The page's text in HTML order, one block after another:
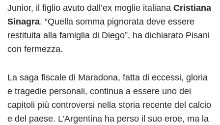
Junior, il figlio avuto dall’ex moglie italiana Cristiana
Sinagra. “Quella somma pignorata deve essere
restituita alla famiglia di Diego”, ha dichiarato Pisani
con fermezza.
La saga fiscale di Maradona, fatta di eccessi, gloria
e tragedie personali, continua a essere uno dei
capitoli più controversi nella storia recente del calcio
e del paese. L’Argentina ha perso il suo eroe, ma la